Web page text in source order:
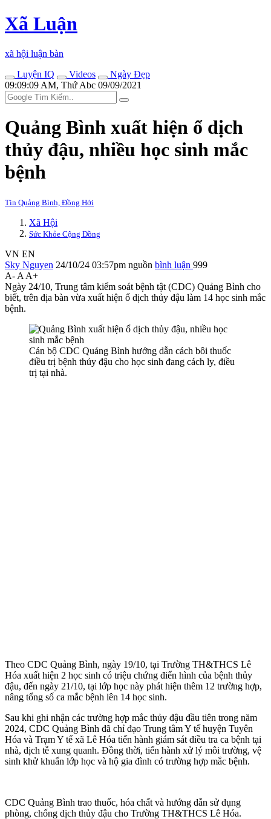
Xã Luận
xã hội luận bàn
Luyện IQ
Videos
Ngày Đẹp
09:09:09 AM, Thứ Abc 09/09/2021
Quảng Bình xuất hiện ổ dịch
thủy đậu, nhiều học sinh mắc
bệnh
Tin Quảng Bình, Đồng Hới
Xã Hội
Sức Khỏe Cộng Đồng
VN EN
Sky Nguyen 24/10/24 03:57pm nguồn bình luận 999
A- A A+
Ngày 24/10, Trung tâm kiểm soát bệnh tật (CDC) Quảng Bình cho
biết, trên địa bàn vừa xuất hiện ổ dịch thủy đậu làm 14 học sinh mắc
bệnh.
Cán bộ CDC Quảng Bình hướng dẫn cách bôi thuốc
điều trị bệnh thủy đậu cho học sinh đang cách ly, điều
trị tại nhà.
Theo CDC Quảng Bình, ngày 19/10, tại Trường TH&THCS Lê
Hóa xuất hiện 2 học sinh có triệu chứng điển hình của bệnh thủy
đậu, đến ngày 21/10, tại lớp học này phát hiện thêm 12 trường hợp,
nâng tổng số ca mắc bệnh lên 14 học sinh.
Sau khi ghi nhận các trường hợp mắc thủy đậu đầu tiên trong năm
2024, CDC Quảng Bình đã chỉ đạo Trung tâm Y tế huyện Tuyên
Hóa và Trạm Y tế xã Lê Hóa tiến hành giám sát điều tra ca bệnh tại
nhà, dịch tễ xung quanh. Đồng thời, tiến hành xử lý môi trường, vệ
sinh khử khuẩn lớp học và hộ gia đình có trường hợp mắc bệnh.
CDC Quảng Bình trao thuốc, hó‌a chấ‌t và hướng dẫn sử dụng
phòng, chống dịch thủy đậu cho Trường TH&THCS Lê Hóa.